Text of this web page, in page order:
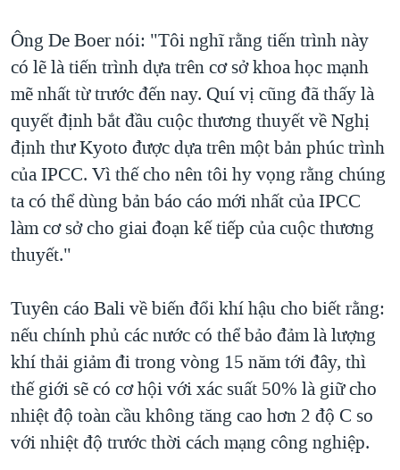
Ông De Boer nói: "Tôi nghĩ rằng tiến trình này
có lẽ là tiến trình dựa trên cơ sở khoa học mạnh
mẽ nhất từ trước đến nay. Quí vị cũng đã thấy là
quyết định bắt đầu cuộc thương thuyết về Nghị
định thư Kyoto được dựa trên một bản phúc trình
của IPCC. Vì thế cho nên tôi hy vọng rằng chúng
ta có thể dùng bản báo cáo mới nhất của IPCC
làm cơ sở cho giai đoạn kế tiếp của cuộc thương
thuyết."
Tuyên cáo Bali về biến đổi khí hậu cho biết rằng:
nếu chính phủ các nước có thể bảo đảm là lượng
khí thải giảm đi trong vòng 15 năm tới đây, thì
thế giới sẽ có cơ hội với xác suất 50% là giữ cho
nhiệt độ toàn cầu không tăng cao hơn 2 độ C so
với nhiệt độ trước thời cách mạng công nghiệp.